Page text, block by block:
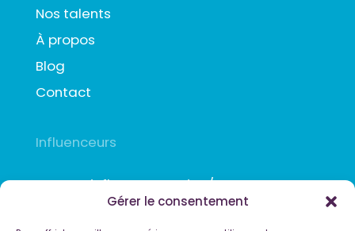
Gérer le consentement
Nos talents
À propos
Blog
Contact
Influenceurs
Agence influence gaming/e-sport
Agence influence Youtube